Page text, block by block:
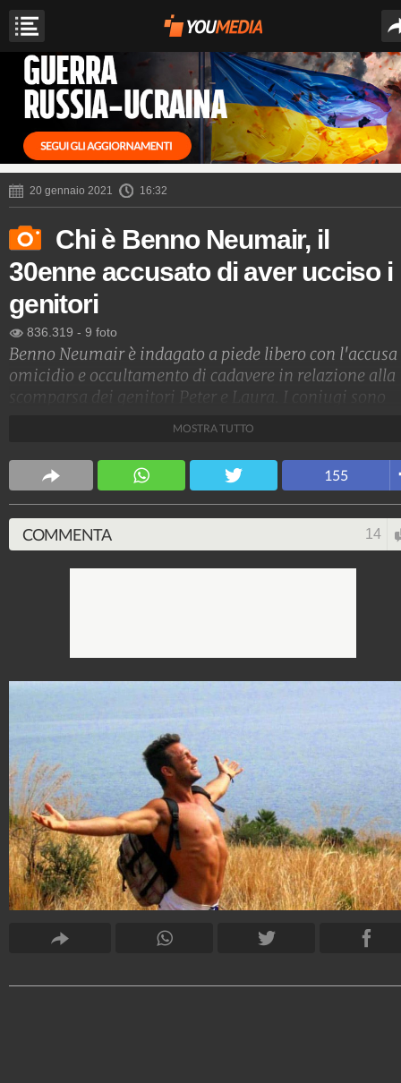
20 gennaio 2021 16:32
Chi è Benno Neumair, il
30enne accusato di aver ucciso i
genitori
836.319 - 9 foto
Benno Neumair è indagato a piede libero con
omicidio e occultamento di cadavere in relazione alla
scomparsa dei genitori Peter e Laura. I coniugi sono
Angela Marino
58.959.634 32 video
MOSTRA TUTTO
155
COMMENTA 14